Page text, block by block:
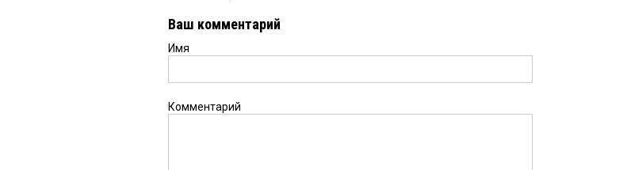
Ваш комментарий
Имя
Комментарий